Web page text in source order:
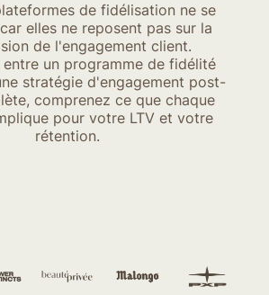
de fidélisation ne se
elles ne reposent pas sur la
de l'engagement client.
entre un programme de fidélité
stratégie d'engagement post-
comprenez ce que chaque
pour votre LTV et votre
rétention.